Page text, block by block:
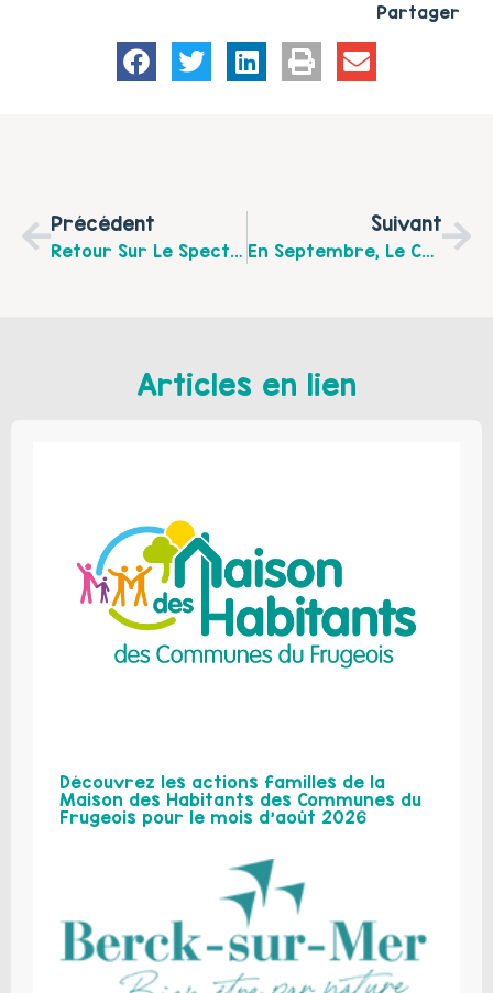
Partager
Précédent
Retour Sur Le Spectacle De La Troupe "Aven Savore" À Avion.
Suivant
En Septembre, Le Café Citoyen Nino'kid Vous Propose Des Ateliers De Rentrée !
Articles en lien
Découvrez les actions familles de la
Maison des Habitants des Communes du
Frugeois pour le mois d’août 2026